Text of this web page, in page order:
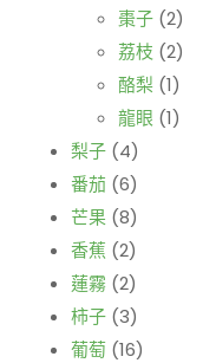
棗子 (2)
荔枝 (2)
酪梨 (1)
龍眼 (1)
梨子 (4)
番茄 (6)
芒果 (8)
香蕉 (2)
蓮霧 (2)
柿子 (3)
葡萄 (16)